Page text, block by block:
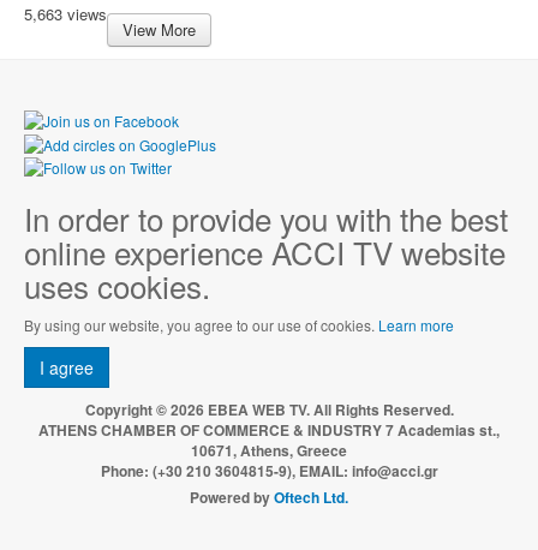
5,663 views
View More
In order to provide you with the best
online experience ACCI TV website
uses cookies.
By using our website, you agree to our use of cookies. Learn more
I agree
Copyright © 2026 EBEA WEB TV. All Rights Reserved.
ATHENS CHAMBER OF COMMERCE & INDUSTRY 7 Academias st.,
10671, Athens, Greece
Phone: (+30 210 3604815-9), EMAIL: info@acci.gr
Powered byOftech Ltd.